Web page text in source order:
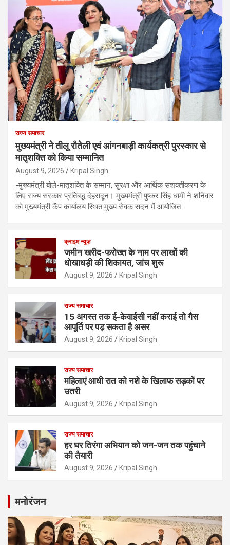
राज्य समाचार
मुख्यमंत्री ने तीलू रौतेली एवं आंगनबाड़ी कार्यकत्री पुरस्कार से
मातृशक्ति को किया सम्मानित
August 9, 2026 Kripal Singh
-मुख्यमंत्री बोले-मातृशक्ति के सम्मान, सुरक्षा और आर्थिक सशक्तीकरण के
लिए राज्य सरकार प्रतिबद्ध देहरादून। मुख्यमंत्री पुष्कर सिंह धामी ने शनिवार
को मुख्यमंत्री कैंप कार्यालय स्थित मुख्य सेवक सदन में आयोजित…
क्राइम न्यूज़
जमीन खरीद-फरोख्त के नाम पर लाखों की
धोखाधड़ी की शिकायत, जांच शुरू
August 9, 2026 Kripal Singh
राज्य समाचार
15 अगस्त तक ई-केवाईसी नहीं कराई तो गैस
आपूर्ति पर पड़ सकता है असर
August 9, 2026 Kripal Singh
राज्य समाचार
महिलाएं आधी रात को नशे के खिलाफ सड़कों पर
उतरी
August 9, 2026 Kripal Singh
राज्य समाचार
हर घर तिरंगा अभियान को जन-जन तक पहुंचाने
की तैयारी
August 9, 2026 Kripal Singh
मनोरंजन